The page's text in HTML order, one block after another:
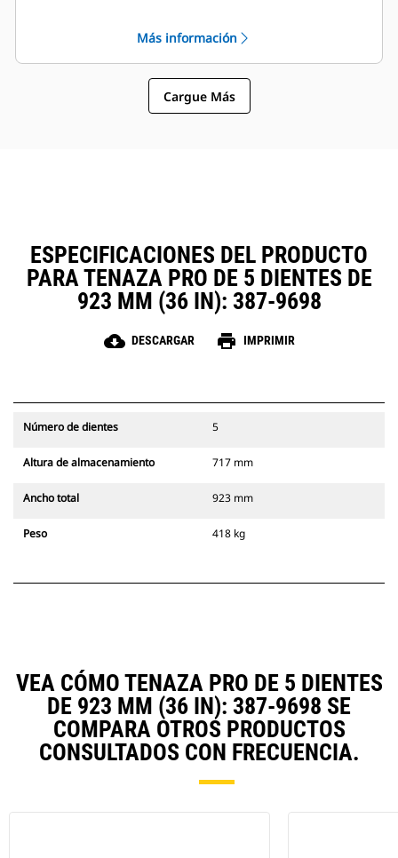
sujetapasador Cat, que permiten
que las máquinas de tamaños
similares compartan las tenazas y
otros accesorios.
el funcionamiento general simples
hacen que las tenazas sean una
opción más sencilla y más
asequible que los garfios en
cuanto a los costos de posesión y
Más información
Cargue Más
ESPECIFICACIONES DEL PRODUCTO
PARA TENAZA PRO DE 5 DIENTES DE
923 MM (36 IN): 387-9698
cloud_download DESCARGAR print IMPRIMIR
Número de dientes 5
Altura de almacenamiento 717 mm
Ancho total 923 mm
Peso 418 kg
VEA CÓMO TENAZA PRO DE 5 DIENTES
DE 923 MM (36 IN): 387-9698 SE
COMPARA OTROS PRODUCTOS
CONSULTADOS CON FRECUENCIA.